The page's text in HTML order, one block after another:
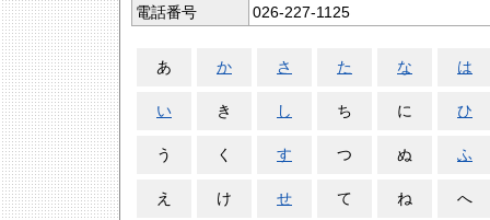
電話番号
026-227-1125
あ か さ た な は
い き し ち に ひ
う く す つ ぬ ふ
え け せ て ね へ